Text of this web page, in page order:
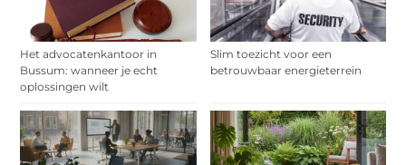
Het advocatenkantoor in
Bussum: wanneer je echt
oplossingen wilt
Slim toezicht voor een
betrouwbaar energieterrein